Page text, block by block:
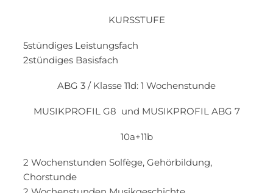
KURSSTUFE
5stündiges Leistungsfach
2stündiges Basisfach
ABG 3 / Klasse 11d: 1 Wochenstunde
MUSIKPROFIL G8 und MUSIKPROFIL ABG 7
10a+11b
2 Wochenstunden Solfège, Gehörbildung,
Chorstunde